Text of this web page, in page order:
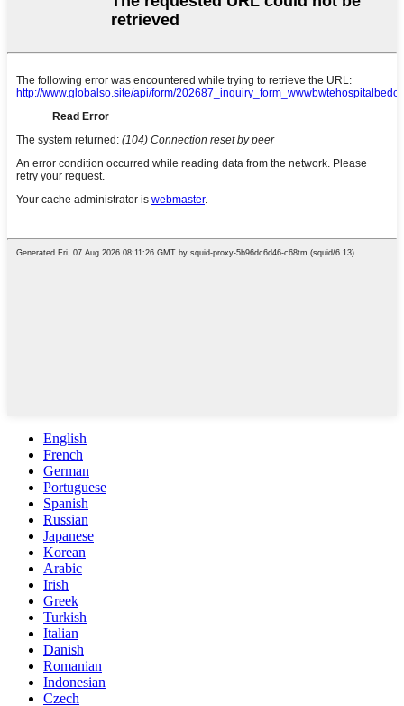
English
French
German
Portuguese
Spanish
Russian
Japanese
Korean
Arabic
Irish
Greek
Turkish
Italian
Danish
Romanian
Indonesian
Czech